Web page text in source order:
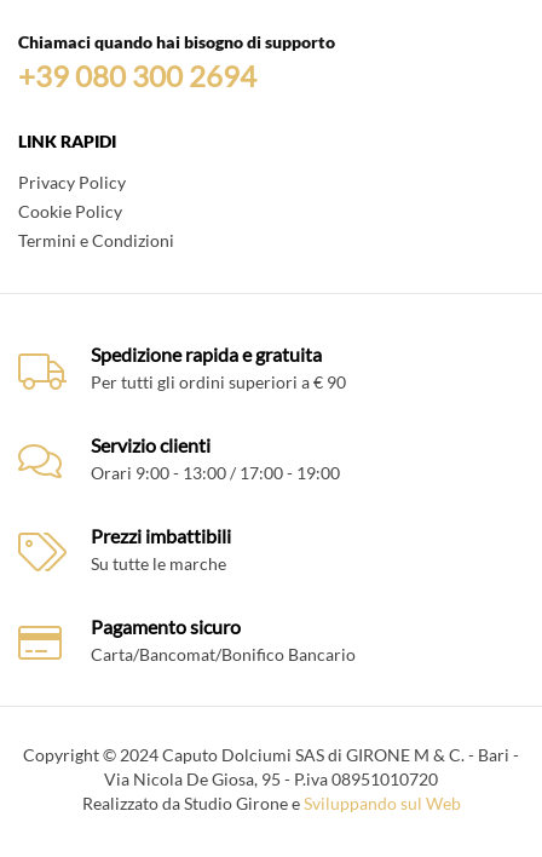
Chiamaci quando hai bisogno di supporto
+39 080 300 2694
LINK RAPIDI
Privacy Policy
Cookie Policy
Termini e Condizioni
Spedizione rapida e gratuita
Per tutti gli ordini superiori a € 90
Servizio clienti
Orari 9:00 - 13:00 / 17:00 - 19:00
Prezzi imbattibili
Su tutte le marche
Pagamento sicuro
Carta/Bancomat/Bonifico Bancario
Copyright © 2024 Caputo Dolciumi SAS di GIRONE M & C. - Bari -
Via Nicola De Giosa, 95 - P.iva 08951010720
Realizzato da Studio Girone eSviluppando sul Web